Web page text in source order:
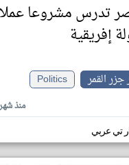
تدرس مشروعا
إفريقية
جزر القمر
Politics
منذ
تي عربي